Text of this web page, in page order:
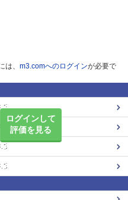
は、 m3.comへのログインが必要で
ログインして
評価を見る